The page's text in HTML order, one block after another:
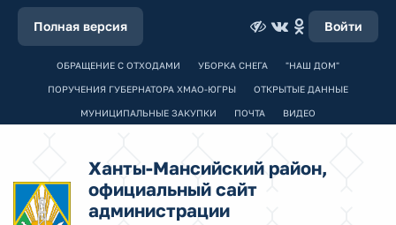
Полная версия Войти
ОБРАЩЕНИЕ С ОТХОДАМИ УБОРКА СНЕГА "НАШ ДОМ"
ПОРУЧЕНИЯ ГУБЕРНАТОРА ХМАО-ЮГРЫ ОТКРЫТЫЕ ДАННЫЕ
МУНИЦИПАЛЬНЫЕ ЗАКУПКИ ПОЧТА ВИДЕО
Ханты-Мансийский район,
официальный сайт
администрации